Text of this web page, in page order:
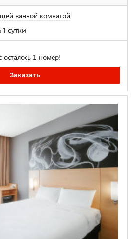
ванной комнатой
сутки
осталось 1 номер!
Заказать